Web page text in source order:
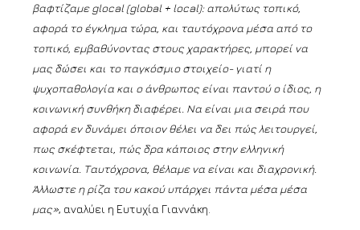
βαφτίζαμε glocal (global + local): απολύτως τοπικό,
αφορά το έγκλημα τώρα, και ταυτόχρονα μέσα από το
τοπικό, εμβαθύνοντας στους χαρακτήρες, μπορεί να
μας δώσει και το παγκόσμιο στοιχείο- γιατί η
ψυχοπαθολογία και ο άνθρωπος είναι παντού ο ίδιος, η
κοινωνική συνθήκη διαφέρει. Να είναι μια σειρά που
αφορά εν δυνάμει όποιον θέλει να δει πώς λειτουργεί,
πως σκέφτεται, πώς δρα κάποιος στην ελληνική
κοινωνία. Ταυτόχρονα, θέλαμε να είναι και διαχρονική.
Άλλωστε η ρίζα του κακού υπάρχει πάντα μέσα μέσα
μας», αναλύει η Ευτυχία Γιαννάκη.